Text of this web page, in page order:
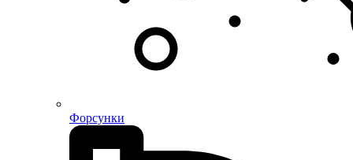
Форсунки